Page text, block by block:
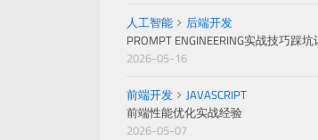
人工智能
后端开发
PROMPT ENGINEERING实战技巧踩
2026-05-16
前端开发
JAVASCRIPT
前端性能优化实战经验
2026-05-07